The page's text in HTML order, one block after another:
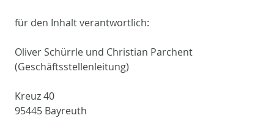
für den Inhalt verantwortlich:
Oliver Schürrle und Christian Parchent
(Geschäftsstellenleitung)
Kreuz 40
95445 Bayreuth